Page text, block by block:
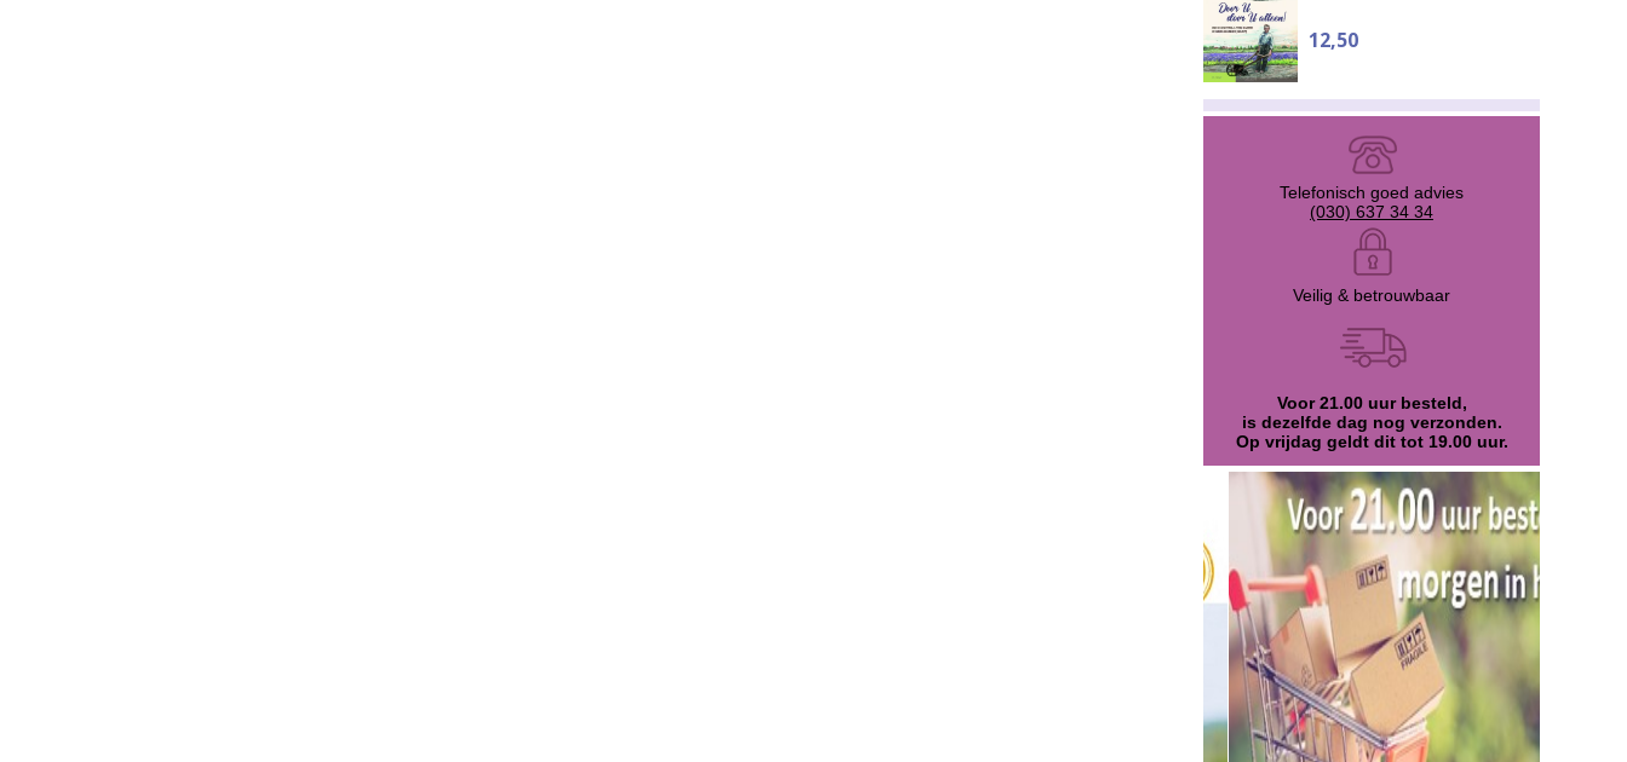
12,50
Telefonisch goed advies
(030) 637 34 34
Veilig & betrouwbaar
Voor 21.00 uur besteld,
is dezelfde dag nog verzonden.
Op vrijdag geldt dit tot 19.00 uur.